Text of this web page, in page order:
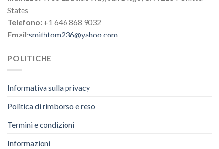
States
Telefono: +1 646 868 9032
Email:smithtom236@yahoo.com
POLITICHE
Informativa sulla privacy
Politica di rimborso e reso
Termini e condizioni
Informazioni